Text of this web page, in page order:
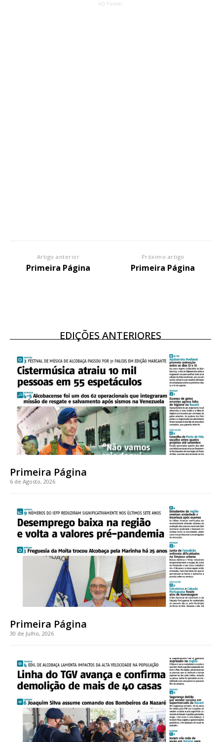
Planos de Assinatura
Faça-se assinante do Região de Cister e ajude-nos a manter este serviço
Sendo assinante terá acesso a todos os conteúdos exclusivos e versões
digitais.
Escolha o plano de assinatura desejado:
32€
12 meses
Edição em papel entregue à Quinta-feira em sua
AD Footer
Artigo anterior
Primeira Página
Próximo artigo
Primeira Página
EDIÇÕES ANTERIORES
Primeira Página
6 de Agosto, 2026
Primeira Página
30 de Julho, 2026